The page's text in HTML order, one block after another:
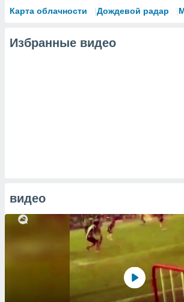
Карта облачности Дождевой радар
Избранные видео
видео